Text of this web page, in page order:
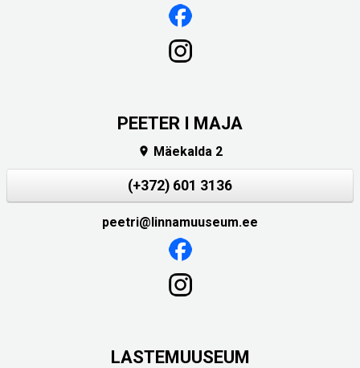
PEETER I MAJA
 Mäekalda 2
(+372) 601 3136
peetri@linnamuuseum.ee
LASTEMUUSEUM